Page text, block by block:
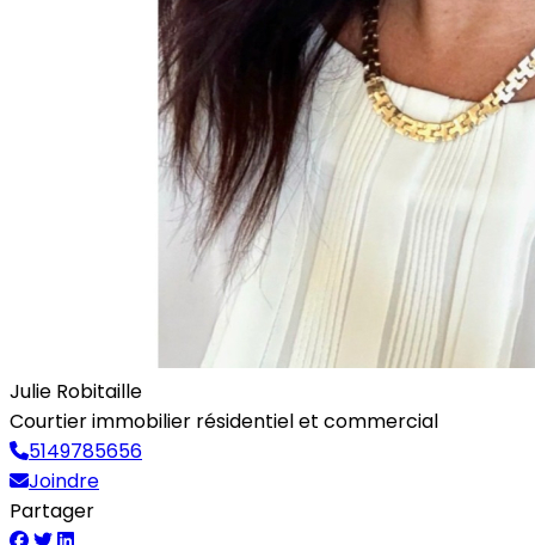
Julie Robitaille
Courtier immobilier résidentiel et commercial
5149785656
Joindre
Partager